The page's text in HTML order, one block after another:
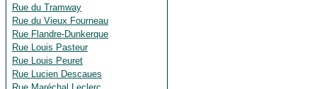
Rue du Tramway
Rue du Vieux Fourneau
Rue Flandre-Dunkerque
Rue Louis Pasteur
Rue Louis Peuret
Rue Lucien Descaues